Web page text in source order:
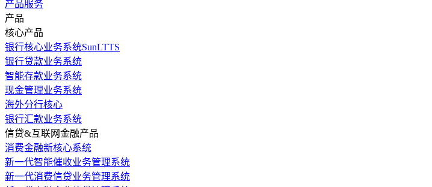
产品服务
产品
核心产品
银行核心业务系统SunLTTS
银行贷款业务系统
智能存款业务系统
现金管理业务系统
海外分行核心
银行汇款业务系统
信贷&互联网金融产品
消费金融新核心系统
新一代智能催收业务管理系统
新一代消费信贷业务管理系统